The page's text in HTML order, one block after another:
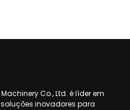
Co., Ltd. é líder em
inovadores para